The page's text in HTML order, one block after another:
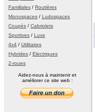
Familiales / Routières
Monospaces / Ludospaces
Coupés / Cabriolets
Sportives / Luxe
4x4 / Utilitaires
Hybrides / Electriques
2-roues
Aidez-nous à maintenir et
améliorer ce site web :